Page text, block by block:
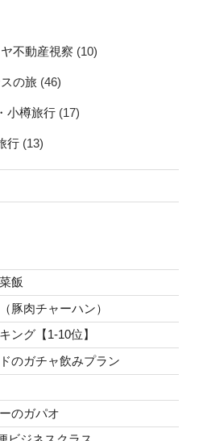
不動産視察 (10)
の旅 (46)
小樽旅行 (17)
行 (13)
飯
肉チャーハン）
ング【1-10位】
のガチャ飲みプラン
のガパオ